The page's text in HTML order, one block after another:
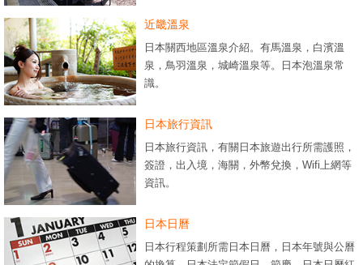
近畿溫泉
日本關西地區溫泉介紹。有馬溫泉，白濱溫
泉，鳥羽溫泉，城崎溫泉等。日本泡溫泉常
識。
日本旅行資訊
日本旅行資訊，有關日本旅遊出行所需護照，
簽證，出入境，海關，外幣兌換，Wifi上網等
資訊。
日本日曆
日本行程策劃所需日本日曆，日本年號與公曆